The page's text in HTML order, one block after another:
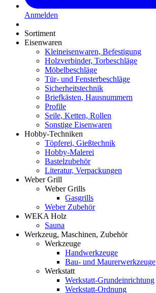
Anmelden
Sortiment
Eisenwaren
Kleineisenwaren, Befestigung
Holzverbinder, Torbeschläge
Möbelbeschläge
Tür- und Fensterbeschläge
Sicherheitstechnik
Briefkästen, Hausnummern
Profile
Seile, Ketten, Rollen
Sonstige Eisenwaren
Hobby-Techniken
Töpferei, Gießtechnik
Hobby-Malerei
Bastelzubehör
Literatur, Verpackungen
Weber Grill
Weber Grills
Gasgrills
Weber Zubehör
WEKA Holz
Sauna
Werkzeug, Maschinen, Zubehör
Werkzeuge
Handwerkzeuge
Bau- und Maurerwerkzeuge
Werkstatt
Werkstatt-Grundeinrichtung
Werkstatt-Ordnung